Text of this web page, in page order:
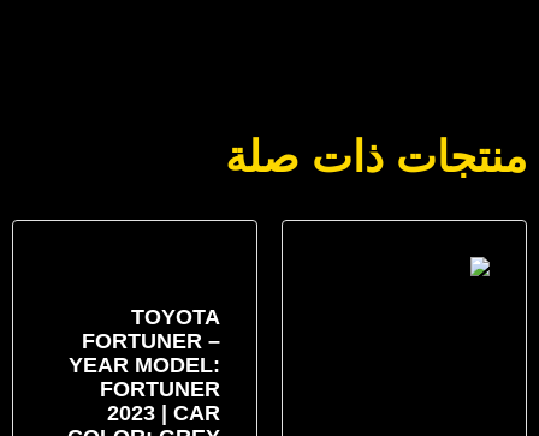
منتجات ذات صلة
TOYOTA
FORTUNER –
YEAR MODEL:
FORTUNER
2023 | CAR